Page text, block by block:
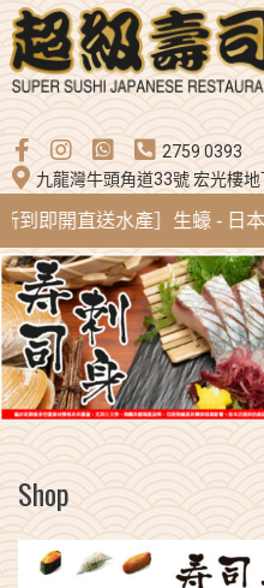
2759 0393
九龍灣牛頭角道33號 宏光樓
到即開直送水產］生蠔 - 日本
Shop